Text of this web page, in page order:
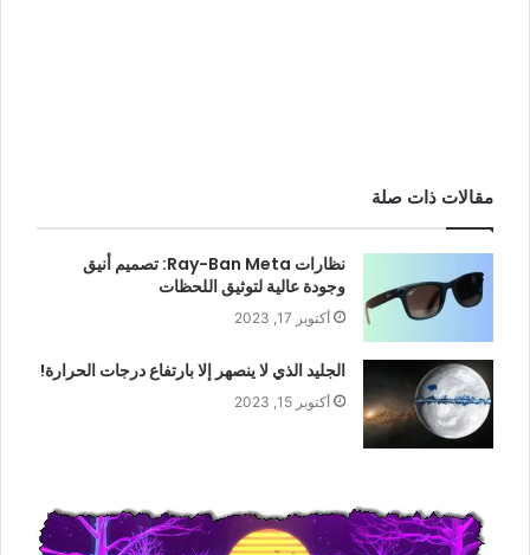
مقالات ذات صلة
نظارات Ray-Ban Meta: تصميم أنيق
وجودة عالية لتوثيق اللحظات
أكتوبر 17, 2023
الجليد الذي لا ينصهر إلا بارتفاع درجات الحرارة!
أكتوبر 15, 2023